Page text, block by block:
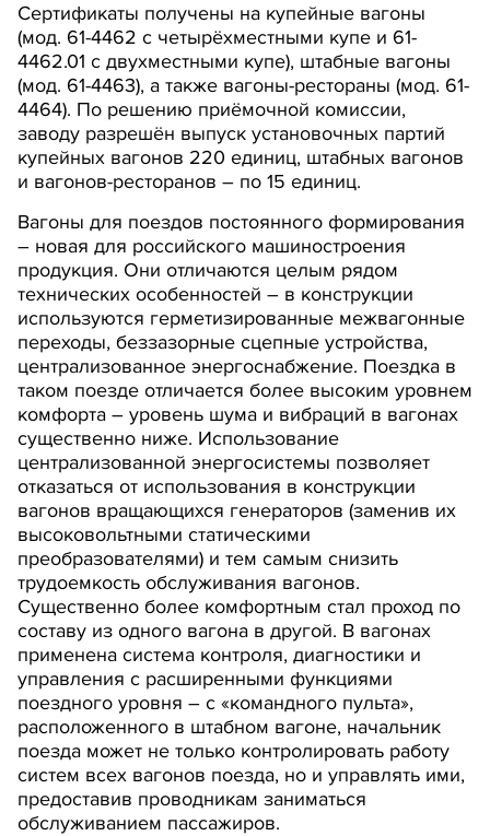
Сертификаты получены на купейные вагоны
(мод. 61-4462 с четырёхместными купе и 61-
4462.01 с двухместными купе), штабные вагоны
(мод. 61-4463), а также вагоны-рестораны (мод. 61-
4464). По решению приёмочной комиссии,
заводу разрешён выпуск установочных партий
купейных вагонов 220 единиц, штабных вагонов
и вагонов-ресторанов – по 15 единиц.
Вагоны для поездов постоянного формирования
– новая для российского машиностроения
продукция. Они отличаются целым рядом
технических особенностей – в конструкции
используются герметизированные межвагонные
переходы, беззазорные сцепные устройства,
централизованное энергоснабжение. Поездка в
таком поезде отличается более высоким уровнем
комфорта – уровень шума и вибраций в вагонах
существенно ниже. Использование
централизованной энергосистемы позволяет
отказаться от использования в конструкции
вагонов вращающихся генераторов (заменив их
высоковольтными статическими
преобразователями) и тем самым снизить
трудоемкость обслуживания вагонов.
Существенно более комфортным стал проход по
составу из одного вагона в другой. В вагонах
применена система контроля, диагностики и
управления с расширенными функциями
поездного уровня – с «командного пульта»,
расположенного в штабном вагоне, начальник
поезда может не только контролировать работу
систем всех вагонов поезда, но и управлять ими,
предоставив проводникам заниматься
обслуживанием пассажиров.